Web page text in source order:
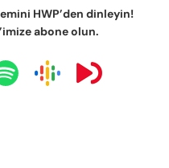
HWP’den dinleyin!
abone olun.